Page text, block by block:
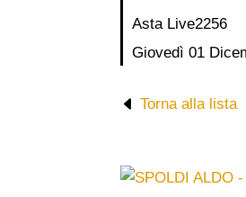
Asta Live2256
Giovedì 01
Torna alla lista